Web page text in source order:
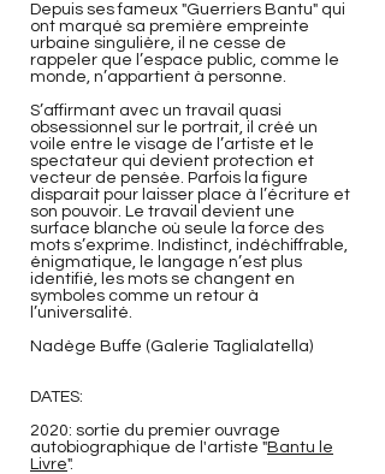
Depuis ses fameux "Guerriers Bantu" qui
ont marqué sa première empreinte
urbaine singulière, il ne cesse de
rappeler que l’espace public, comme le
monde, n’appartient à personne.
S’affirmant avec un travail quasi
obsessionnel sur le portrait, il créé un
voile entre le visage de l’artiste et le
spectateur qui devient protection et
vecteur de pensée. Parfois la figure
disparait pour laisser place à l’écriture et
son pouvoir. Le travail devient une
surface blanche où seule la force des
mots s’exprime. Indistinct, indéchiffrable,
énigmatique, le langage n’est plus
identifié, les mots se changent en
symboles comme un retour à
l’universalité.
Nadège Buffe (Galerie Taglialatella)
DATES:
2020: sortie du premier ouvrage
autobiographique de l'artiste "Bantu le
Livre".